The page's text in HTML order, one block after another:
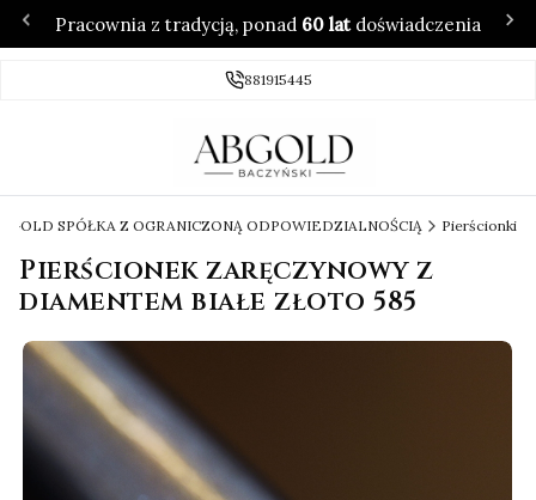
Pracownia z tradycją, ponad 60 latdoświadczenia
881915445
SPÓŁKA Z OGRANICZONĄ ODPOWIEDZIALNOŚCIĄ Pierścionki
Pierścionek zaręczynowy z
diamentem białe złoto 585